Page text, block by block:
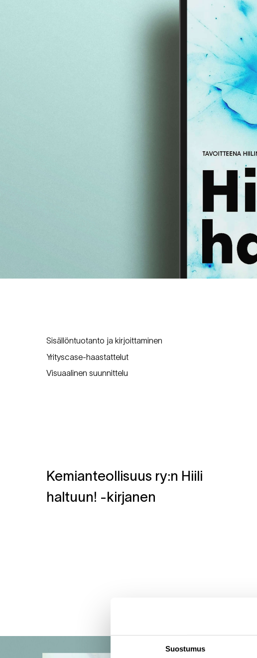
Suostumus
Sisällöntuotanto ja kirjoittaminen
Yrityscase-haastattelut
Visuaalinen suunnittelu
Kemianteollisuus ry:n Hiili
haltuun! -kirjanen